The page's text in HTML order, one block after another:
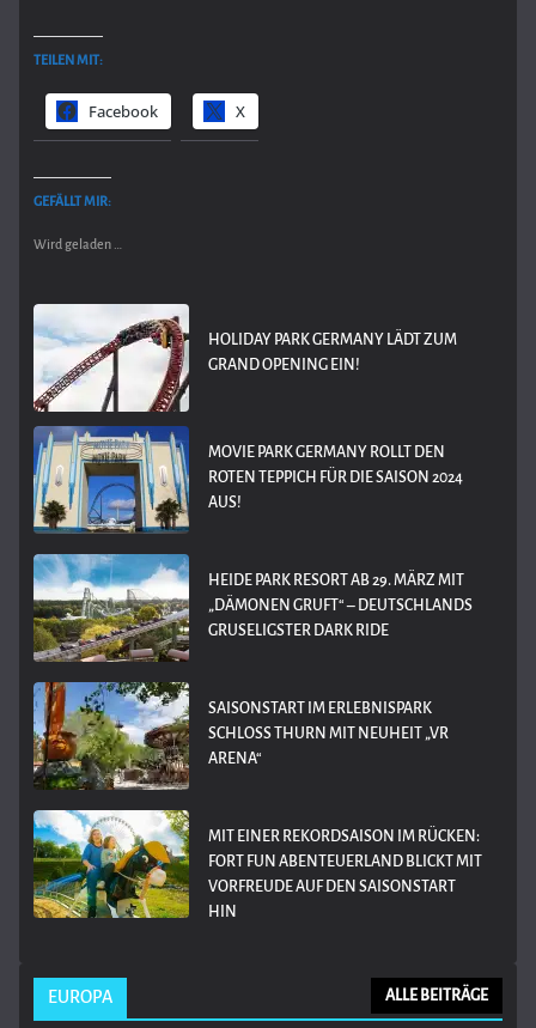
TEILEN MIT:
Facebook X
GEFÄLLT MIR:
Wird geladen …
HOLIDAY PARK GERMANY LÄDT ZUM
GRAND OPENING EIN!
MOVIE PARK GERMANY ROLLT DEN
ROTEN TEPPICH FÜR DIE SAISON 2024
AUS!
HEIDE PARK RESORT AB 29. MÄRZ MIT
„DÄMONEN GRUFT“ – DEUTSCHLANDS
GRUSELIGSTER DARK RIDE
SAISONSTART IM ERLEBNISPARK
SCHLOSS THURN MIT NEUHEIT „VR
ARENA“
MIT EINER REKORDSAISON IM RÜCKEN:
FORT FUN ABENTEUERLAND BLICKT MIT
VORFREUDE AUF DEN SAISONSTART
HIN
EUROPA ALLE BEITRÄGE